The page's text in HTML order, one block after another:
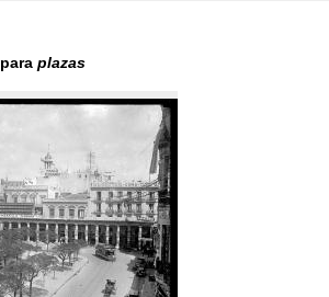
para plazas